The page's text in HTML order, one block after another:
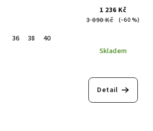
1 236 Kč
3 090 Kč
(–60 %)
36 38
40
Skladem
Detail